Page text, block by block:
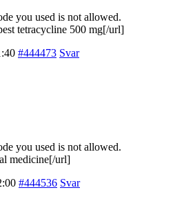
you used is not allowed.
tetracycline 500 mg[/url]
#444473 Svar
you used is not allowed.
medicine[/url]
#444536 Svar